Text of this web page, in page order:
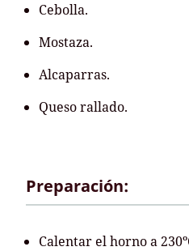
Cebolla.
Mostaza.
Alcaparras.
Queso rallado.
Preparación:
Calentar el horno a